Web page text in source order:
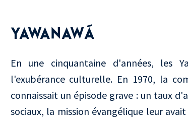
YAWANAWÁ
En une cinquantaine d'années, les
l'exubérance culturelle. En 1970, la
connaissait un épisode grave : un taux
sociaux, la mission évangélique leur